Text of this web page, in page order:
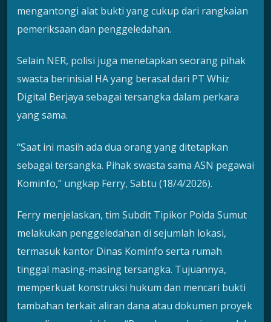
mengantongi alat bukti yang cukup dari rangkaian
pemeriksaan dan penggeledahan.
Selain NER, polisi juga menetapkan seorang pihak
swasta berinisial HA yang berasal dari PT Whiz
Digital Berjaya sebagai tersangka dalam perkara
yang sama.
“Saat ini masih ada dua orang yang ditetapkan
sebagai tersangka. Pihak swasta sama ASN pegawai
Kominfo,” ungkap Ferry, Sabtu (18/4/2026).
Ferry menjelaskan, tim Subdit Tipikor Polda Sumut
melakukan penggeledahan di sejumlah lokasi,
termasuk kantor Dinas Kominfo serta rumah
tinggal masing-masing tersangka. Tujuannya,
memperkuat konstruksi hukum dan mencari bukti
tambahan terkait aliran dana atau dokumen proyek